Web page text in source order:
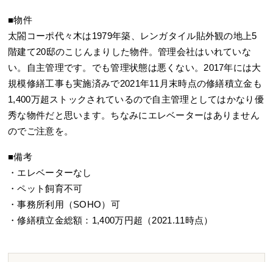
■物件
太閤コーポ代々木は1979年築、レンガタイル貼外観の地上5
階建て20邸のこじんまりした物件。管理会社はいれていな
い。自主管理です。でも管理状態は悪くない。2017年には大
規模修繕工事も実施済みで2021年11月末時点の修繕積立金も
1,400万超ストックされているので自主管理としてはかなり優
秀な物件だと思います。ちなみにエレベーターはありません
のでご注意を。
■備考
・エレベーターなし
・ペット飼育不可
・事務所利用（SOHO）可
・修繕積立金総額：1,400万円超（2021.11時点）